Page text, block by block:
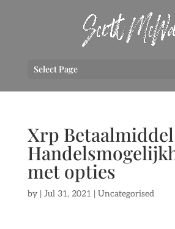
Select Page
Xrp Betaalmiddel
met opties
by | Jul 31, 2021 | Uncategorised